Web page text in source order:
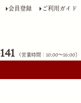
会員登録 ご利用ガイド
（営業時間：10:00〜16:00)